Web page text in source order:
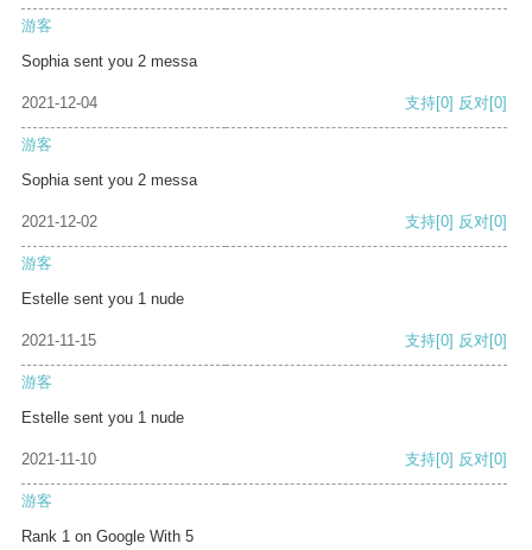
游客
Sophia sent you 2 messa
2021-12-04 支持[0] 反对[0]
游客
Sophia sent you 2 messa
2021-12-02 支持[0] 反对[0]
游客
Estelle sent you 1 nude
2021-11-15 支持[0] 反对[0]
游客
Estelle sent you 1 nude
2021-11-10 支持[0] 反对[0]
游客
Rank 1 on Google With 5